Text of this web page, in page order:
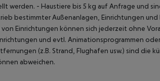
werden. - Haustiere bis 5 kg auf Anfrage und
bestimmter Außenanlagen, Einrichtungen
Einrichtungen können sich jederzeit ohne
und evtl. Animationsprogrammen
(z.B. Strand, Flughafen usw.) sind die
abweichen.